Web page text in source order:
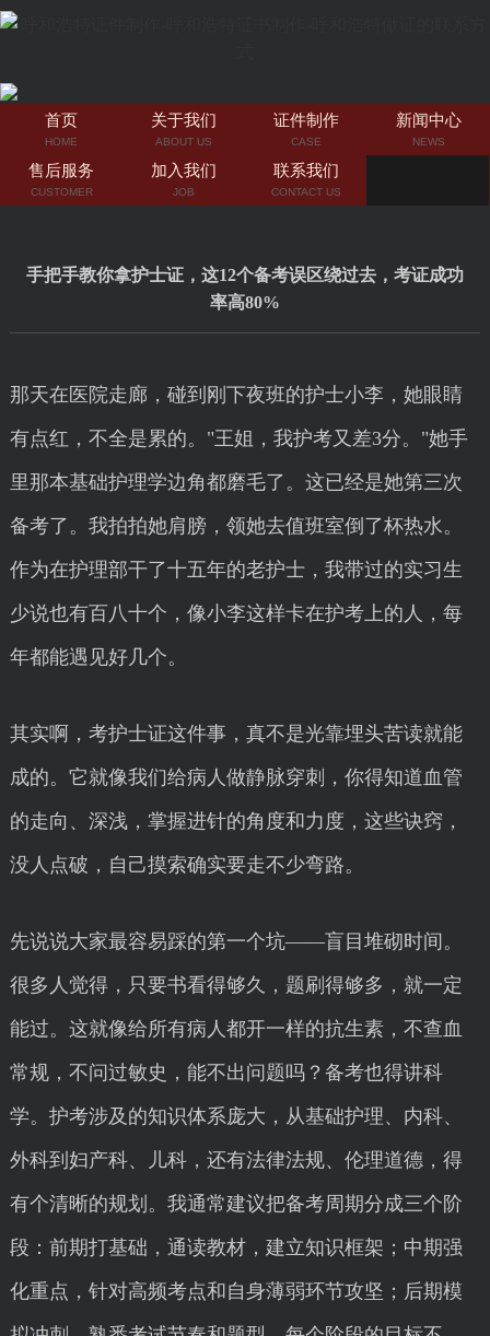
首页
HOME
关于我们
ABOUT US
证件制作
CASE
新闻中心
NEWS
售后服务
CUSTOMER
加入我们
JOB
联系我们
CONTACT US
手把手教你拿护士证，这12个备考误区绕过去，考证成功
率高80%
那天在医院走廊，碰到刚下夜班的护士小李，她眼睛
有点红，不全是累的。"王姐，我护考又差3分。"她手
里那本基础护理学边角都磨毛了。这已经是她第三次
备考了。我拍拍她肩膀，领她去值班室倒了杯热水。
作为在护理部干了十五年的老护士，我带过的实习生
少说也有百八十个，像小李这样卡在护考上的人，每
年都能遇见好几个。
其实啊，考护士证这件事，真不是光靠埋头苦读就能
成的。它就像我们给病人做静脉穿刺，你得知道血管
的走向、深浅，掌握进针的角度和力度，这些诀窍，
没人点破，自己摸索确实要走不少弯路。
先说说大家最容易踩的第一个坑——盲目堆砌时间。
很多人觉得，只要书看得够久，题刷得够多，就一定
能过。这就像给所有病人都开一样的抗生素，不查血
常规，不问过敏史，能不出问题吗？备考也得讲科
学。护考涉及的知识体系庞大，从基础护理、内科、
外科到妇产科、儿科，还有法律法规、伦理道德，得
有个清晰的规划。我通常建议把备考周期分成三个阶
段：前期打基础，通读教材，建立知识框架；中期强
化重点，针对高频考点和自身薄弱环节攻坚；后期模